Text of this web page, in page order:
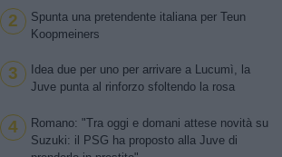
Kessiè? Cambiaso, futuro incerto. Nico-Inter,
pista fredda
2
Spunta una pretendente italiana per Teun
Koopmeiners
3
Idea due per uno per arrivare a Lucumì, la
Juve punta al rinforzo sfoltendo la rosa
4
Romano: "Tra oggi e domani attese novità su
Suzuki: il PSG ha proposto alla Juve di